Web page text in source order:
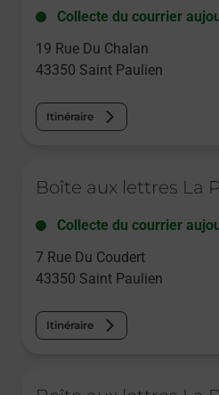
Collecte du courrier
19 Rue Du Chalan
43350 Saint Paulien
Itinéraire
Boîte aux lettres La
Collecte du courrier
7 Rue Du Coudert
43350 Saint Paulien
Itinéraire